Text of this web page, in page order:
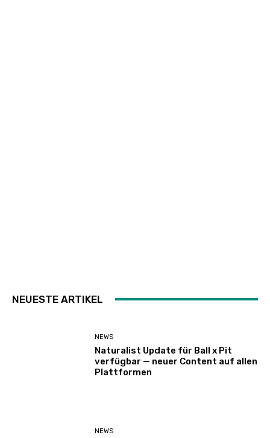
NEUESTE ARTIKEL
NEWS
Naturalist Update für Ball x Pit
verfügbar — neuer Content auf allen
Plattformen
NEWS